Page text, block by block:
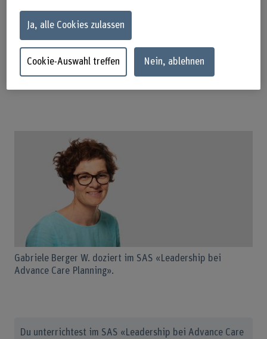
umzusetzen.
weiterentwickelt werden kann.
Gabriele Berger W. doziert im SAS «Leadership bei
Advance Care Planning».
Du unterrichtest im SAS «Leadership bei Advance Care
Ja, alle Cookies zulassen
Cookie-Auswahl treffen Nein, ablehnen